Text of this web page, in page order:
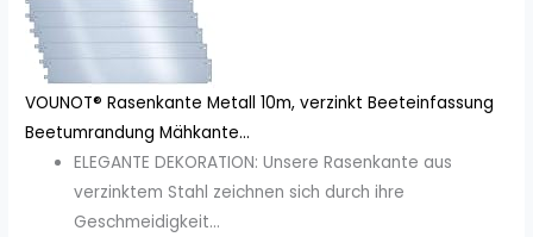
VOUNOT® Rasenkante Metall 10m, verzinkt Beeteinfassung
Beetumrandung Mähkante...
ELEGANTE DEKORATION: Unsere Rasenkante aus
verzinktem Stahl zeichnen sich durch ihre
Geschmeidigkeit...